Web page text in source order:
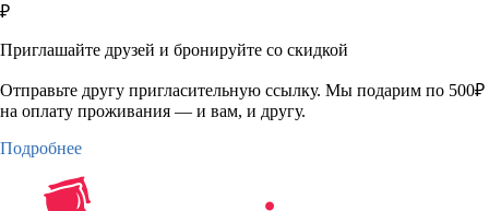
₽
Приглашайте друзей и бронируйте со скидкой
Отправьте другу пригласительную ссылку. Мы подарим по 500₽
на оплату проживания — и вам, и другу.
Подробнее